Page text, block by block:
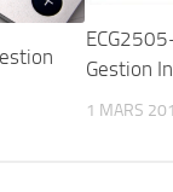
Gestion
1 MARS